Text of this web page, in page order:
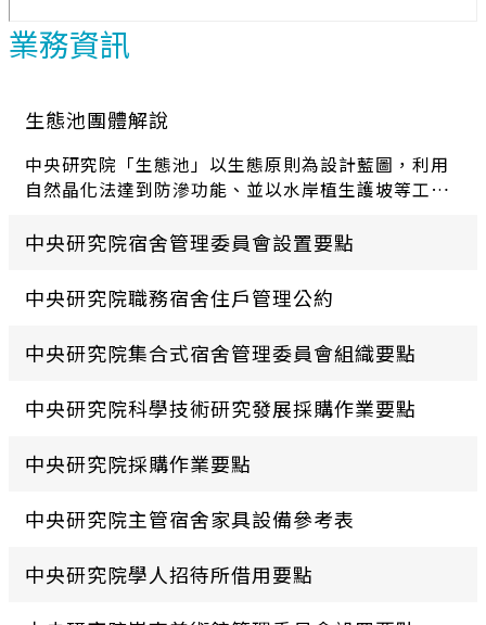
業務資訊
生態池團體解說
中央研究院「生態池」以生態原則為設計藍圖，利用
自然晶化法達到防滲功能、並以水岸植生護坡等工
地植入許多臺灣原生水生植物，營造出臺灣原生溼地
原生植物，吸引各類生物進駐。白天不時可見蝴蝶於
花叢中穿梭飛舞，蜻蜓在水域上方盤旋追逐，紅冠水
雞攜家帶眷悠游於水域中。而隨著夜暮低垂，池畔傳
來陣陣蛙鳴，揭開夜曲的序幕。這個座落於臺灣最高
求科學極致發展的同時，也要感念與自然共存的可
中央研究院宿舍管理委員會設置要點
中央研究院職務宿舍住戶管理公約
中央研究院集合式宿舍管理委員會組織要點
中央研究院科學技術研究發展採購作業要點
中央研究院採購作業要點
中央研究院主管宿舍家具設備參考表
中央研究院學人招待所借用要點